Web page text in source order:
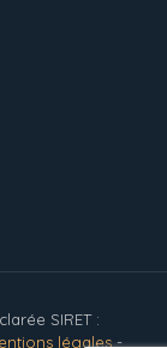
SIRET :
légales-